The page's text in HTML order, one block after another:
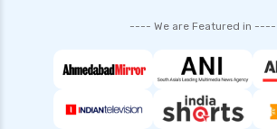
health insurance bhopal
health insurance cancellation policy
health insurance chennai
health insurance claim process
---- We are Featured in ----